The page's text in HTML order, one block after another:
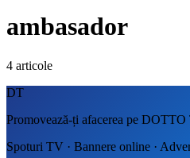
ambasador
4 articole
DT
Promovează-ți afacerea pe
Spoturi TV · Bannere online ·